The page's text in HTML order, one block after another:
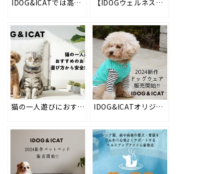
IDOG&ICATでは高機能素材を使用したペットウェア【IDOGウェルネスウェア】を企画！ #102 【IDOGウェルネスウェア】ペットモニターアンケート集計結果 #135
猫の一人遊びにおすすめのおもちゃは？選び方から安全対策まで解説 IDOG&ICATオリジナルの春夏新作ドッグウェアを2024年2月7日より順次販売開始！春夏に向けた防蚊加工や冷感素材など、愛犬の着心地を優先した高品質の犬用お洋服。